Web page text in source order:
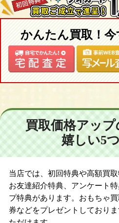
かんたん買取！今
買取価格アッ
嬉しい5
当店では、初回特典や高額買
お友達紹介特典、アンケート
プ特典があります。おもちゃ
券などをプレゼントしており